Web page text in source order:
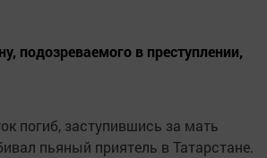
подозреваемого в преступлении,
погиб, заступившись за мать
пьяный приятель в Татарстане.